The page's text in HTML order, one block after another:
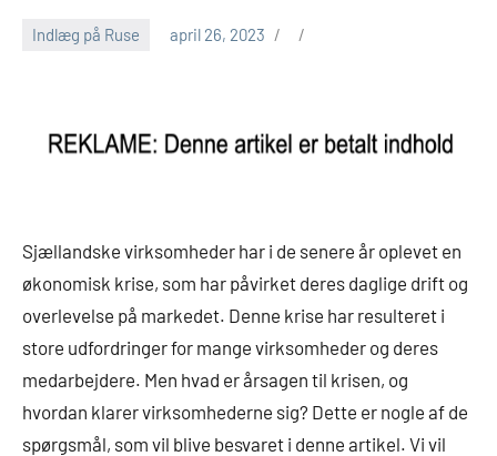
Indlæg på Ruse april 26, 2023
Sjællandske virksomheder har i de senere år oplevet en
økonomisk krise, som har påvirket deres daglige drift og
overlevelse på markedet. Denne krise har resulteret i
store udfordringer for mange virksomheder og deres
medarbejdere. Men hvad er årsagen til krisen, og
hvordan klarer virksomhederne sig? Dette er nogle af de
spørgsmål, som vil blive besvaret i denne artikel. Vi vil